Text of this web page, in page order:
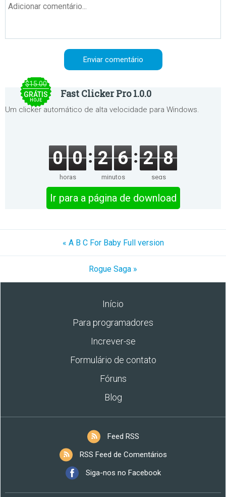
$15.00
GRÁTIS
HOJE
Fast Clicker Pro 1.0.0
Um clicker automático de alta velocidade para Windows.
0 0
horas
2 6
minutos
2 8
segs
Ir para a página de download
« A B C For Baby Full version
Rogue Saga »
Início
Para programadores
Increver-se
Formulário de contato
Fóruns
Blog
Feed RSS
RSS Feed de Comentários
Siga-nos no Facebook